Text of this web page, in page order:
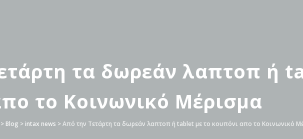
τα δωρεάν λαπτοπ ή
το Κοινωνικό Μέρισμα
> Blog > intax news >Από την Τετάρτη τα δωρεάν λαπτοπ ή tablet με το κουπόνι απο το Κοινωνικό